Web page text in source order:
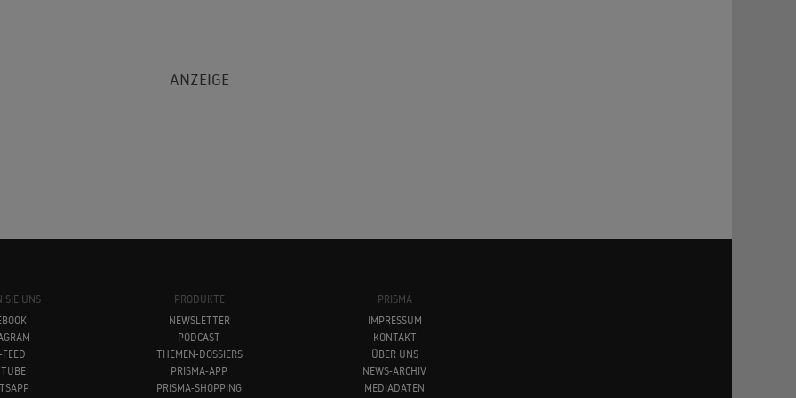
SIE UNS
FEED
PRODUKTE
NEWSLETTER
PODCAST
THEMEN-DOSSIERS
PRISMA-APP
PRISMA-SHOPPING
PRISMA
IMPRESSUM
KONTAKT
ÜBER UNS
NEWS-ARCHIV
MEDIADATEN